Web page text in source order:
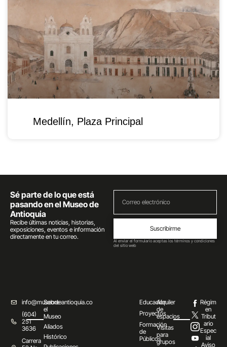
Medellín, Plaza Principal
Sé parte de lo que está
pasando en el Museo de
Antioquia
Recibe últimas noticias, historias,
exposiciones, eventos e información
directamente en tu correo.
Suscribirme
Al enviar el formulario aceptas los términos y condiciones
del sitio web
info@museodeantioquia.co
(604)
251
3636
Carrera
Sobre
el
Museo
Aliados
Histórico
Educación
Proyectos
Formación
de
Públicos
Alquiler
de
espacios
Visitas
para
grupos
Régim
en
Tribut
ario
Espec
ial
Aviso